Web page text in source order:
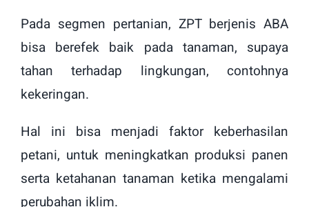
Pada segmen pertanian, ZPT berjenis ABA
bisa berefek baik pada tanaman, supaya
tahan terhadap lingkungan, contohnya
kekeringan.
Hal ini bisa menjadi faktor keberhasilan
petani, untuk meningkatkan produksi panen
serta ketahanan tanaman ketika mengalami
perubahan iklim.